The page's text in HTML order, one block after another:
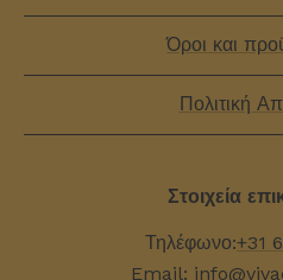
Όροι και
Πολιτική
Στοιχεία
Τηλέφωνο:+31
Email: